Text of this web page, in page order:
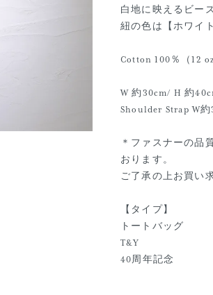
白地に映えるビー
紐の色は【ホワイ
Cotton 100％（12
W 約30cm/ H 約
Shoulder Strap W
＊ファスナーの品
おります。
ご了承の上お買い
【タイプ】
トートバッグ
T&Y
40周年記念